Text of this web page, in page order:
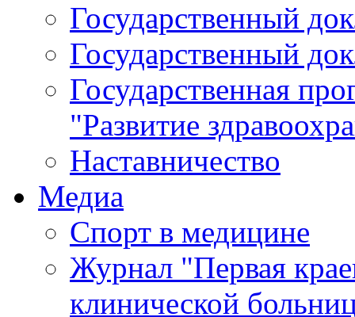
Государственный
Государственный
Государственная
"Развитие
Наставничество
Медиа
Спорт в медицине
Журнал "Первая
клинической